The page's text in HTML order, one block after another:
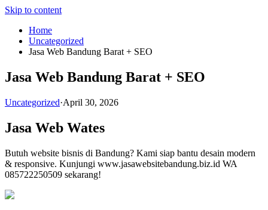
Skip to content
Home
Uncategorized
Jasa Web Bandung Barat + SEO
Jasa Web Bandung Barat + SEO
Uncategorized·April 30, 2026
Jasa Web Wates
Butuh website bisnis di Bandung? Kami siap bantu desain modern
& responsive. Kunjungi www.jasawebsitebandung.biz.id WA
085722250509 sekarang!